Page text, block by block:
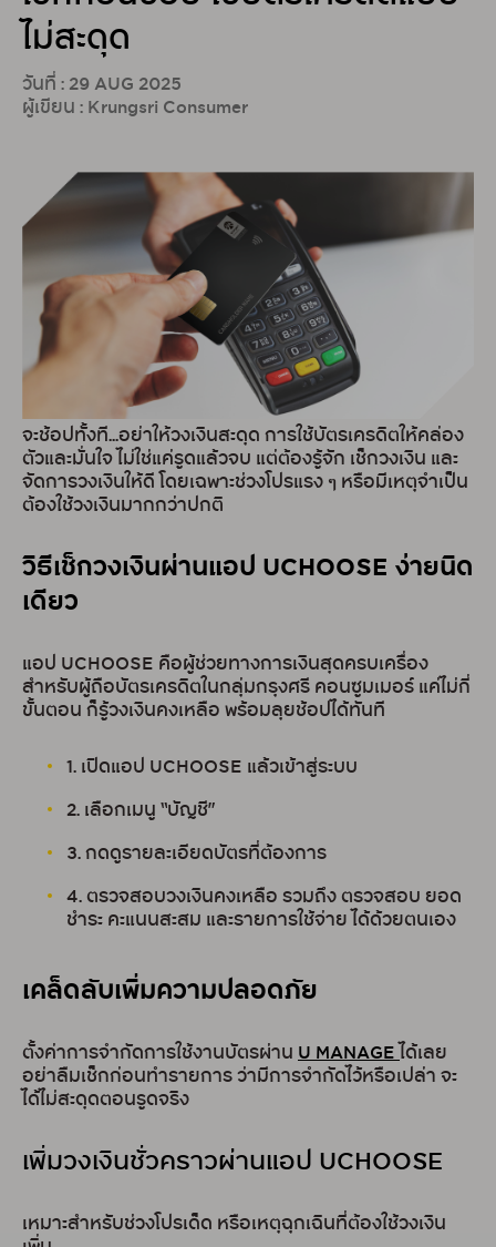
ไม่สะดุด
วันที่ : 29 AUG 2025
ผู้เขียน : Krungsri Consumer
จะช้อปทั้งที...อย่าให้วงเงินสะดุด การใช้บัตรเครดิตให้คล่อง
ตัวและมั่นใจ ไม่ใช่แค่รูดแล้วจบ แต่ต้องรู้จัก เช็กวงเงิน และ
จัดการวงเงินให้ดี โดยเฉพาะช่วงโปรแรง ๆ หรือมีเหตุจำเป็น
ต้องใช้วงเงินมากกว่าปกติ
วิธีเช็กวงเงินผ่านแอป UCHOOSE ง่ายนิด
เดียว
แอป UCHOOSE คือผู้ช่วยทางการเงินสุดครบเครื่อง
สำหรับผู้ถือบัตรเครดิตในกลุ่มกรุงศรี คอนซูมเมอร์ แค่ไม่กี่
ขั้นตอน ก็รู้วงเงินคงเหลือ พร้อมลุยช้อปได้ทันที
1. เปิดแอป UCHOOSE แล้วเข้าสู่ระบบ
2. เลือกเมนู “บัญชี”
3. กดดูรายละเอียดบัตรที่ต้องการ
4. ตรวจสอบวงเงินคงเหลือ รวมถึง ตรวจสอบ ยอด
ชำระ คะแนนสะสม และรายการใช้จ่าย ได้ด้วยตนเอง
เคล็ดลับเพิ่มความปลอดภัย
ตั้งค่าการจำกัดการใช้งานบัตรผ่าน U MANAGEได้เลย
อย่าลืมเช็กก่อนทำรายการ ว่ามีการจำกัดไว้หรือเปล่า จะ
ได้ไม่สะดุดตอนรูดจริง
เพิ่มวงเงินชั่วคราวผ่านแอป UCHOOSE
เหมาะสำหรับช่วงโปรเด็ด หรือเหตุฉุกเฉินที่ต้องใช้วงเงิน